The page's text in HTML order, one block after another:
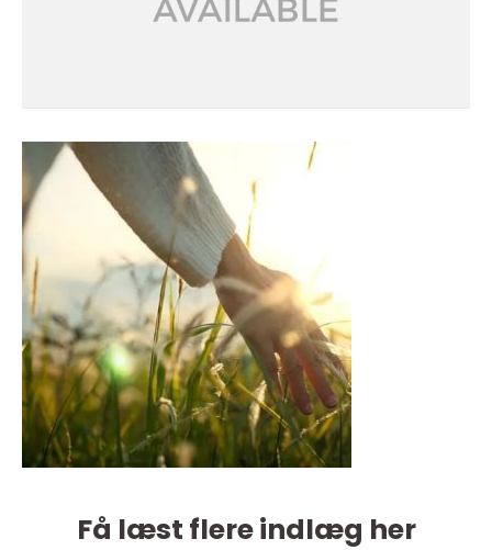
Få læst flere indlæg her